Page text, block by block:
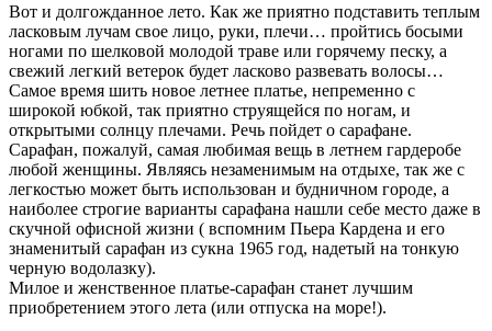
Вот и долгожданное лето. Как же приятно подставить теплым
ласковым лучам свое лицо, руки, плечи… пройтись босыми
ногами по шелковой молодой траве или горячему песку, а
свежий легкий ветерок будет ласково развевать волосы…
Самое время шить новое летнее платье, непременно с
широкой юбкой, так приятно струящейся по ногам, и
открытыми солнцу плечами. Речь пойдет о сарафане.
Сарафан, пожалуй, самая любимая вещь в летнем гардеробе
любой женщины. Являясь незаменимым на отдыхе, так же с
легкостью может быть использован и будничном городе, а
наиболее строгие варианты сарафана нашли себе место даже в
скучной офисной жизни ( вспомним Пьера Кардена и его
знаменитый сарафан из сукна 1965 год, надетый на тонкую
черную водолазку).
Милое и женственное платье-сарафан станет лучшим
приобретением этого лета (или отпуска на море!).